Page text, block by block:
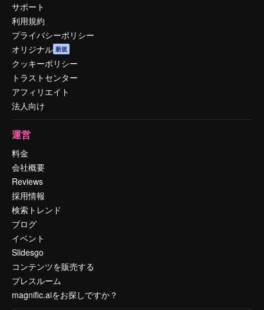
サポート
利用規約
プライバシーポリシー
オリジナル 新規
クッキーポリシー
トラストセンター
アフィリエイト
法人向け
運営
料金
会社概要
Reviews
採用情報
検索トレンド
ブログ
イベント
Slidesgo
コンテンツを販売する
プレスルーム
magnific.aiをお探しですか？